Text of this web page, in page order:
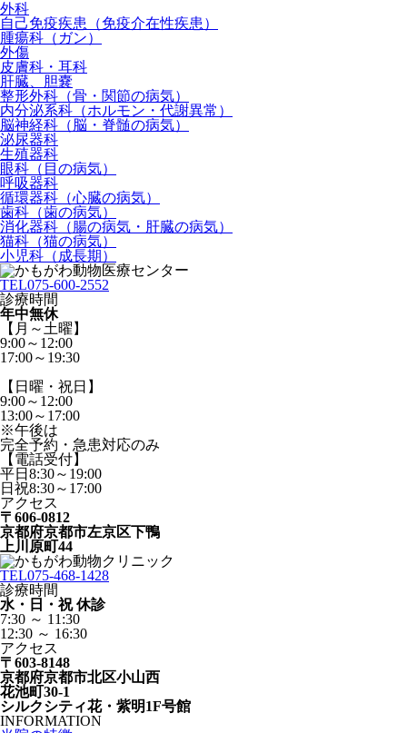
外科
自己免疫疾患（免疫介在性疾患）
腫瘍科（ガン）
外傷
皮膚科・耳科
肝臓、胆嚢
整形外科（骨・関節の病気）
内分泌系科（ホルモン・代謝異常）
脳神経科（脳・脊髄の病気）
泌尿器科
生殖器科
眼科（目の病気）
呼吸器科
循環器科（心臓の病気）
歯科（歯の病気）
消化器科（腸の病気・肝臓の病気）
猫科（猫の病気）
小児科（成長期）
TEL075-600-2552
診療時間
年中無休
【月～土曜】
9:00～12:00
17:00～19:30
【日曜・祝日】
9:00～12:00
13:00～17:00
※午後は
完全予約・急患対応のみ
【電話受付】
平日8:30～19:00
日祝8:30～17:00
アクセス
〒606-0812
京都府京都市左京区下鴨
上川原町44
TEL075-468-1428
診療時間
水・日・祝 休診
7:30 ～ 11:30
12:30 ～ 16:30
アクセス
〒603-8148
京都府京都市北区小山西
花池町30-1
シルクシティ花・紫明1F号館
INFORMATION